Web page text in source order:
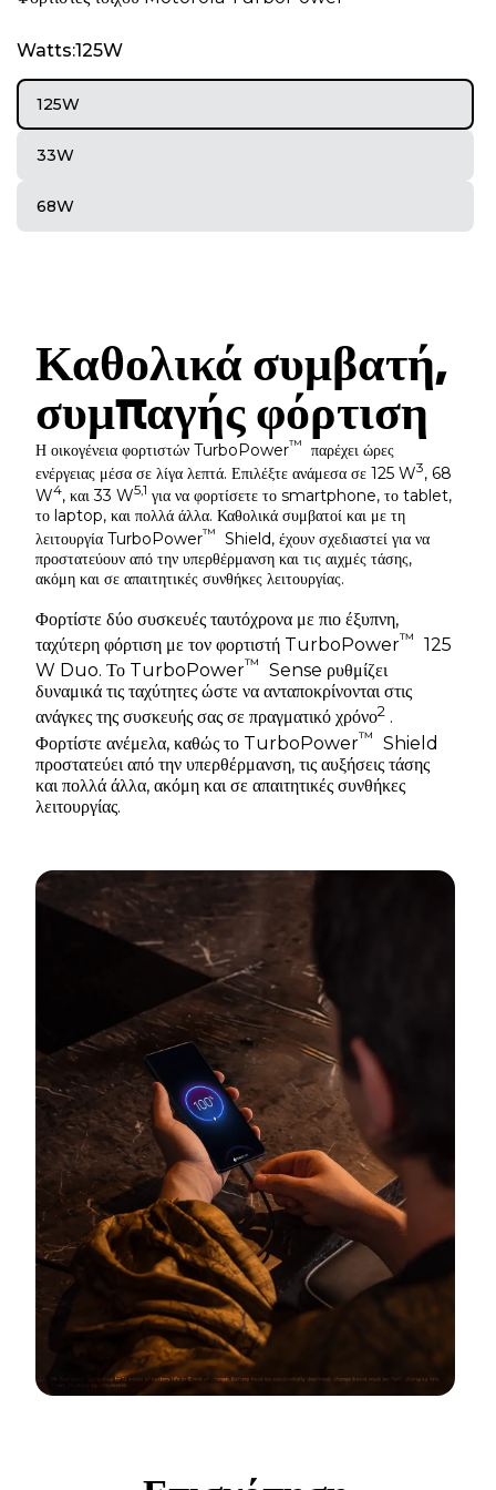
o
1
Watts:125W
125W
33W
68W
Καθολικά συμβατή,
συμπαγής φόρτιση
Η οικογένεια φορτιστών TurboPower™
παρέχει ώρες
ενέργειας μέσα σε λίγα λεπτά. Επιλέξτε ανάμεσα σε 125 W3, 68
W4, και 33 W5,1 για να φορτίσετε το smartphone, το tablet,
το laptop, και πολλά άλλα. Καθολικά συμβατοί και με τη
λειτουργία TurboPower™
Shield, έχουν σχεδιαστεί για να
προστατεύουν από την υπερθέρμανση και τις αιχμές τάσης,
ακόμη και σε απαιτητικές συνθήκες λειτουργίας.
Φορτίστε δύο συσκευές ταυτόχρονα με πιο έξυπνη,
ταχύτερη φόρτιση με τον φορτιστή TurboPower™
125
W Duo. Το TurboPower™
Sense ρυθμίζει
δυναμικά τις ταχύτητες ώστε να ανταποκρίνονται στις
ανάγκες της συσκευής σας σε πραγματικό χρόνο2 .
Φορτίστε ανέμελα, καθώς το TurboPower™
Shield
προστατεύει από την υπερθέρμανση, τις αυξήσεις τάσης
και πολλά άλλα, ακόμη και σε απαιτητικές συνθήκες
λειτουργίας.